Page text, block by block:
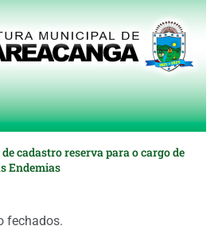
cadastro reserva para o cargo de
Endemias
fechados.